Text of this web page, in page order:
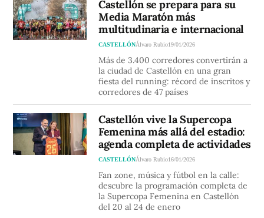
Castellón se prepara para su
Media Maratón más
multitudinaria e internacional
CASTELLÓNÁlvaro Rubio19/01/2026
Más de 3.400 corredores convertirán a
la ciudad de Castellón en una gran
fiesta del running: récord de inscritos y
corredores de 47 países
Castellón vive la Supercopa
Femenina más allá del estadio:
agenda completa de actividades
CASTELLÓNÁlvaro Rubio16/01/2026
Fan zone, música y fútbol en la calle:
descubre la programación completa de
la Supercopa Femenina en Castellón
del 20 al 24 de enero